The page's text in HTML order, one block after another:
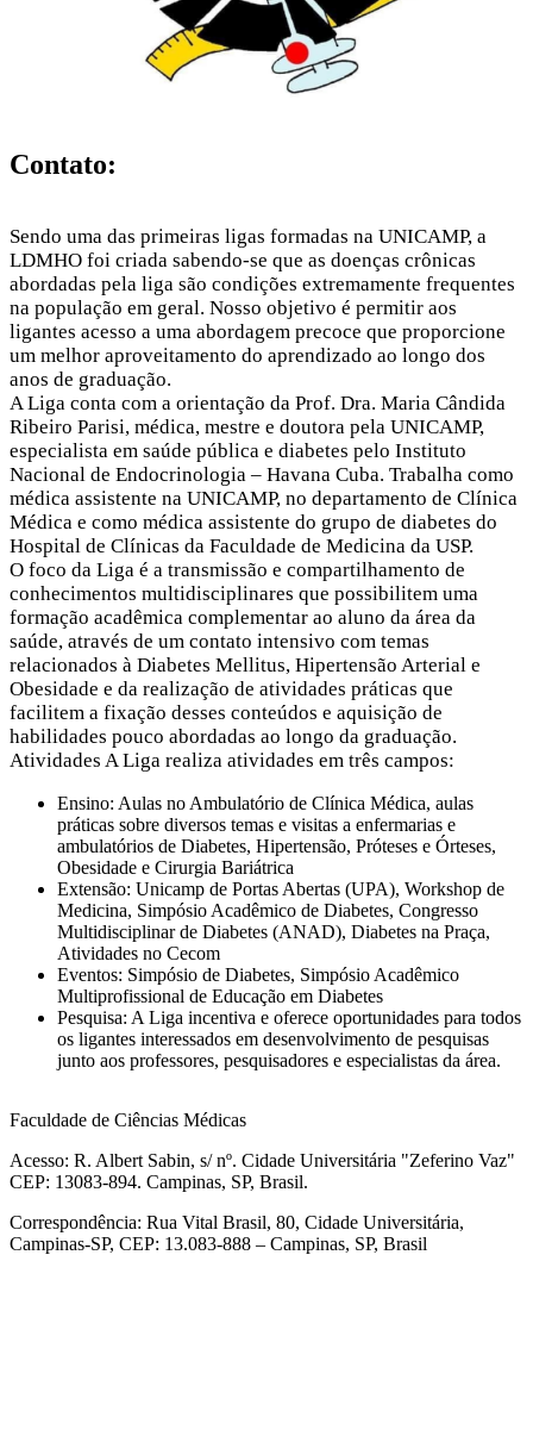
Contato:
Sendo uma das primeiras ligas formadas na UNICAMP, a
LDMHO foi criada sabendo-se que as doenças crônicas
abordadas pela liga são condições extremamente frequentes
na população em geral. Nosso objetivo é permitir aos
ligantes acesso a uma abordagem precoce que proporcione
um melhor aproveitamento do aprendizado ao longo dos
anos de graduação.
A Liga conta com a orientação da Prof. Dra. Maria Cândida
Ribeiro Parisi, médica, mestre e doutora pela UNICAMP,
especialista em saúde pública e diabetes pelo Instituto
Nacional de Endocrinologia – Havana Cuba. Trabalha como
médica assistente na UNICAMP, no departamento de Clínica
Médica e como médica assistente do grupo de diabetes do
Hospital de Clínicas da Faculdade de Medicina da USP.
O foco da Liga é a transmissão e compartilhamento de
conhecimentos multidisciplinares que possibilitem uma
formação acadêmica complementar ao aluno da área da
saúde, através de um contato intensivo com temas
relacionados à Diabetes Mellitus, Hipertensão Arterial e
Obesidade e da realização de atividades práticas que
facilitem a fixação desses conteúdos e aquisição de
habilidades pouco abordadas ao longo da graduação.
Atividades A Liga realiza atividades em três campos:
Ensino: Aulas no Ambulatório de Clínica Médica, aulas
práticas sobre diversos temas e visitas a enfermarias e
ambulatórios de Diabetes, Hipertensão, Próteses e Órteses,
Obesidade e Cirurgia Bariátrica
Extensão: Unicamp de Portas Abertas (UPA), Workshop de
Medicina, Simpósio Acadêmico de Diabetes, Congresso
Multidisciplinar de Diabetes (ANAD), Diabetes na Praça,
Atividades no Cecom
Eventos: Simpósio de Diabetes, Simpósio Acadêmico
Multiprofissional de Educação em Diabetes
Pesquisa: A Liga incentiva e oferece oportunidades para todos
os ligantes interessados em desenvolvimento de pesquisas
junto aos professores, pesquisadores e especialistas da área.
Faculdade de Ciências Médicas
Acesso: R. Albert Sabin, s/ nº. Cidade Universitária "Zeferino Vaz"
CEP: 13083-894. Campinas, SP, Brasil.
Correspondência: Rua Vital Brasil, 80, Cidade Universitária,
Campinas-SP, CEP: 13.083-888 – Campinas, SP, Brasil